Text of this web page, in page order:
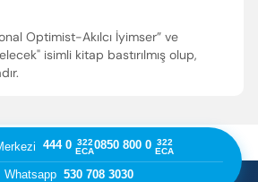
Optimist-Akılcı İyimser” ve
isimli kitap bastırılmış olup,
444 0 322
ECA0850 800 0 322
ECA
Whatsapp 530 708 3030